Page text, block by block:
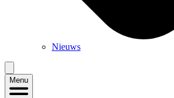
Nieuws
Menu